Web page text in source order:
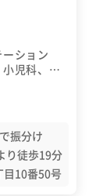
ション
児科、消
、整形外
歯科・口
振分け
り徒歩19分
目10番50号